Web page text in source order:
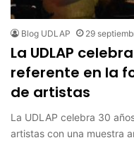
Blog UDLAP 29
La UDLAP
referente en la
de artistas
La UDLAP celebra 30
artistas con una muestra